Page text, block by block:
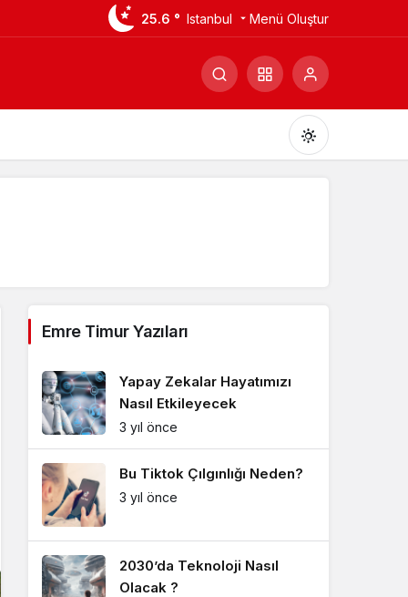
25.6 ° Istanbul Menü Oluştur
Sistem Modu
Emre Timur Yazıları
Yapay Zekalar Hayatımızı
Nasıl Etkileyecek
3 yıl önce
Bu Tiktok Çılgınlığı Neden?
3 yıl önce
2030’da Teknoloji Nasıl
Olacak ?